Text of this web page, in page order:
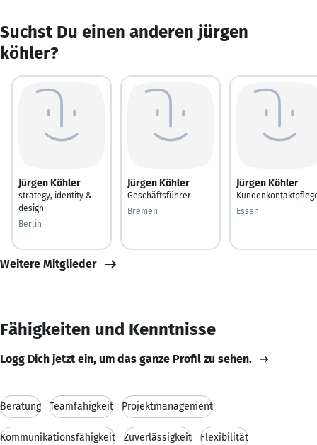
Suchst Du einen anderen jürgen
köhler?
Jürgen Köhler
strategy, identity &
design
Berlin
Jürgen Köhler
Geschäftsführer
Bremen
Jürgen Köhler
Essen
Weitere Mitglieder
Fähigkeiten und Kenntnisse
Logg Dich jetzt ein, um das ganze Profil zu sehen.
Beratung Teamfähigkeit Projektmanagement
Kommunikationsfähigkeit Zuverlässigkeit Flexibilität